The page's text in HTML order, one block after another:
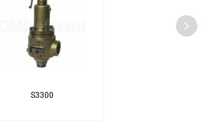
S3300